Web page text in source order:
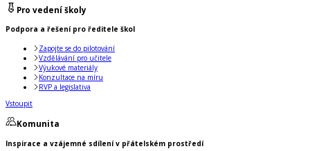
Pro vedení školy
Podpora a řešení pro ředitele škol
Zapojte se do pilotování
Vzdělávání pro učitele
Výukové materiály
Konzultace na míru
RVP a legislativa
Vstoupit
Komunita
Inspirace a vzájemné sdílení v přátelském prostředí